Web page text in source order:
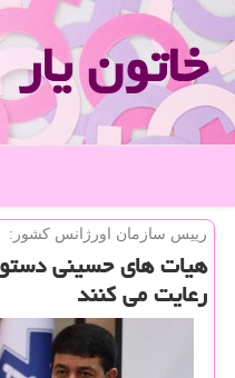
خاتون یار
رییس سازمان اورژانس كشور:
هیات های حسینی
رعایت می كنند